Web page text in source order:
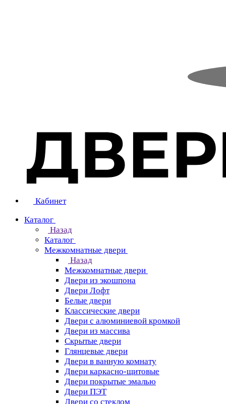
Кабинет
Каталог
Назад
Каталог
Межкомнатные двери
Назад
Межкомнатные двери
Двери из экошпона
Двери Лофт
Белые двери
Классические двери
Двери с алюминиевой кромкой
Двери из массива
Скрытые двери
Глянцевые двери
Двери в ванную комнату
Двери каркасно-щитовые
Двери покрытые эмалью
Двери ПЭТ
Двери со стеклом